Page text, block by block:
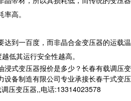
高。
达到一百度，而非晶合金变压器的运载温
低其运行安全性越高。
浸式变压器报价是多少？长春有载调压变
设备制造有限公司专业承接长春干式变压
压变压器,,电话:13314023578